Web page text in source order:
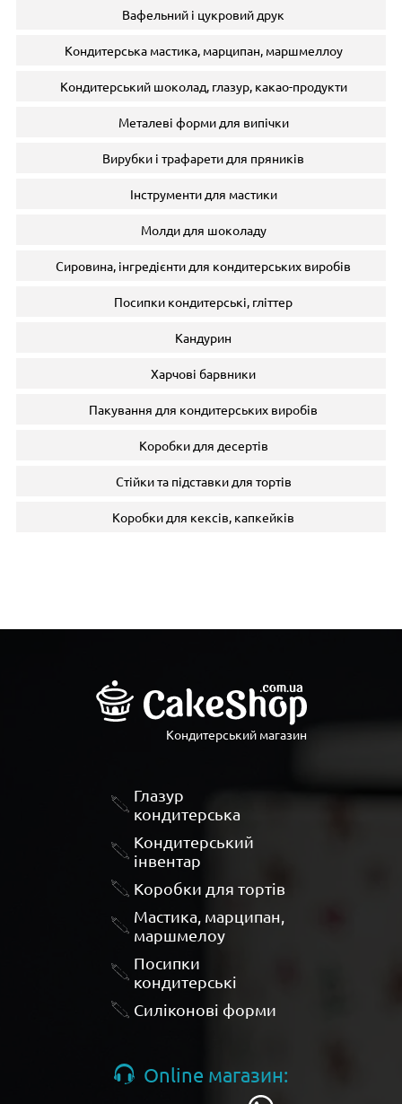
Вафельний і цукровий друк
Кондитерська мастика, марципан, маршмеллоу
Кондитерський шоколад, глазур, какао-продукти
Металеві форми для випічки
Вирубки і трафарети для пряників
Інструменти для мастики
Молди для шоколаду
Сировина, інгредієнти для кондитерських виробів
Посипки кондитерські, гліттер
Кандурин
Харчові барвники
Пакування для кондитерських виробів
Коробки для десертів
Стійки та підставки для тортів
Коробки для кексів, капкейків
Кондитерський магазин
Глазур
кондитерська
Кондитерський
інвентар
Коробки для тортів
Мастика, марципан,
маршмелоу
Посипки
кондитерські
Силіконові форми
Online магазин: